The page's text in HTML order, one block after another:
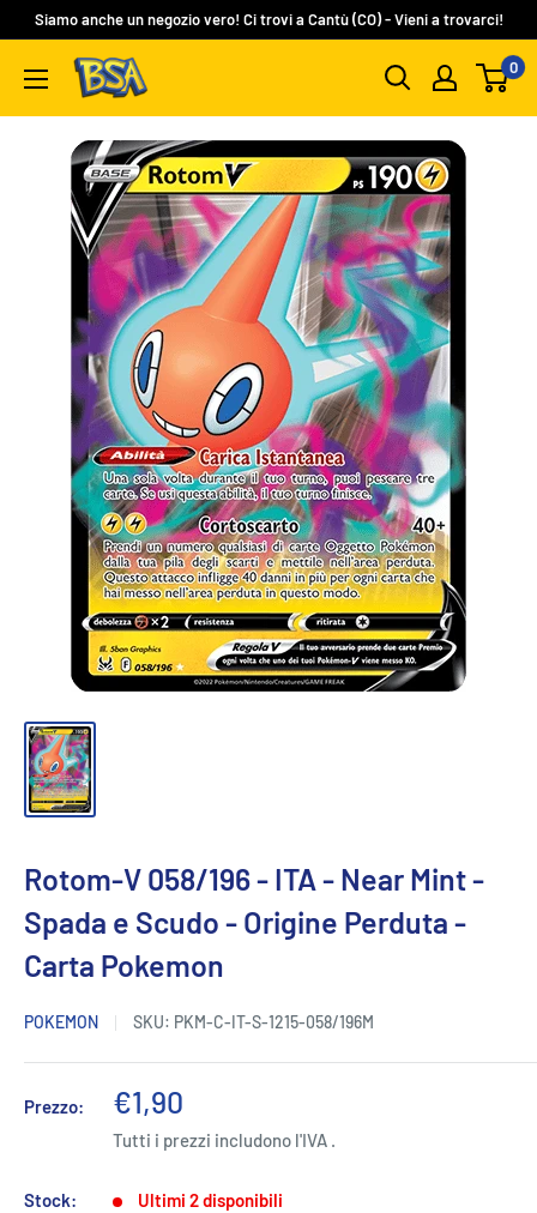
contenuto
Siamo anche un negozio vero! Ci trovi a Cantù (CO) - Vieni a trovarci!
BSA
Carte
Collezionabili
0
Rotom-V 058/196 - ITA - Near Mint -
Spada e Scudo - Origine Perduta -
Carta Pokemon
POKEMON SKU: PKM-C-IT-S-1215-058/196M
Prezzo:
Prezzo
scontato
€1,90
Tutti i prezzi includono l'IVA .
Stock: Ultimi 2 disponibili